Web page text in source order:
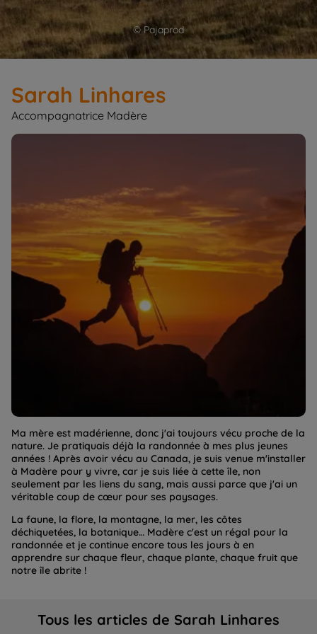
© Pajaprod
Sarah Linhares
Accompagnatrice Madère
Ma mère est madérienne, donc j'ai toujours vécu proche de la
nature. Je pratiquais déjà la randonnée à mes plus jeunes
années ! Après avoir vécu au Canada, je suis venue m'installer
à Madère pour y vivre, car je suis liée à cette île, non
seulement par les liens du sang, mais aussi parce que j'ai un
véritable coup de cœur pour ses paysages.
La faune, la flore, la montagne, la mer, les côtes
déchiquetées, la botanique… Madère c'est un régal pour la
randonnée et je continue encore tous les jours à en
apprendre sur chaque fleur, chaque plante, chaque fruit que
notre île abrite !
Tous les articles de Sarah Linhares